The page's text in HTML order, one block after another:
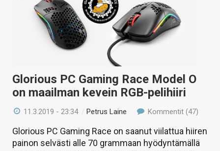
HINTA.FI
Glorious PC Gaming Race Model O
on maailman kevein RGB-pelihiiri
11.3.2019 - 23:34 /Petrus Laine Kommentit (47)
Glorious PC Gaming Race on saanut viilattua hiiren
painon selvästi alle 70 grammaan hyödyntämällä